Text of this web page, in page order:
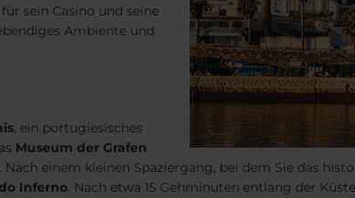
für sein Casino und seine
Ambiente und
, ein portugiesisches
Museum der Grafen
. Nach einem kleinen Spaziergang, bei dem Sie das
Inferno. Nach etwa 15 Gehminuten entlang der